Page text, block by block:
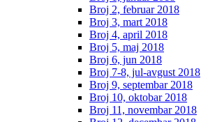
Broj 2, februar 2018
Broj 3, mart 2018
Broj 4, april 2018
Broj 5, maj 2018
Broj 6, jun 2018
Broj 7-8, jul-avgust 2018
Broj 9, septembar 2018
Broj 10, oktobar 2018
Broj 11, novembar 2018